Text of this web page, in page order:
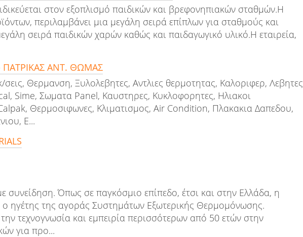
στον εξοπλισμό παιδικών και βρεφονηπιακών σταθμών.Η
περιλαμβάνει μια μεγάλη σειρά επίπλων για σταθμούς και
σειρά παιδικών χαρών καθώς και παιδαγωγικό υλικό.Η εταιρεία,
ΠΑΤΡΙΚΑΣ ΑΝΤ. ΘΩΜΑΣ
σεις, Θερμανση, Ξυλολεβητες, Αντλιες θερμοτητας, Καλοριφερ, Λεβητες
Sime, Σωματα Panel, Καυστηρες, Κυκλοφορητες, Ηλιακoι
Θερμοσιφωνες, Κλιματισμος, Air Condition, Πλακακια Δαπεδου,
Ε...
συνείδηση. Όπως σε παγκόσμιο επίπεδο, έτσι και στην Ελλάδα, η
ο ηγέτης της αγοράς Συστημάτων Εξωτερικής Θερμομόνωσης.
τεχνογνωσία και εμπειρία περισσότερων από 50 ετών στην
για προ...